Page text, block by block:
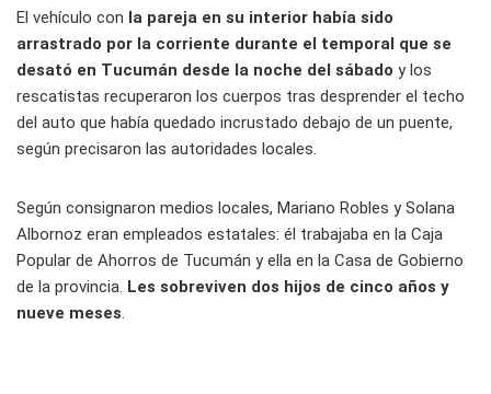
El vehículo con la pareja en su interior había sido
arrastrado por la corriente durante el temporal que se
desató en Tucumán desde la noche del sábado y los
rescatistas recuperaron los cuerpos tras desprender el techo
del auto que había quedado incrustado debajo de un puente,
según precisaron las autoridades locales.
Según consignaron medios locales, Mariano Robles y Solana
Albornoz eran empleados estatales: él trabajaba en la Caja
Popular de Ahorros de Tucumán y ella en la Casa de Gobierno
de la provincia. Les sobreviven dos hijos de cinco años y
nueve meses.